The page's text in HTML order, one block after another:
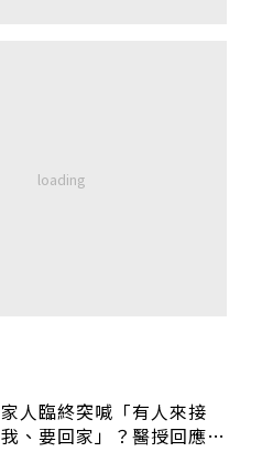
家人臨終突喊「有人來接
我、要回家」？醫授回應方